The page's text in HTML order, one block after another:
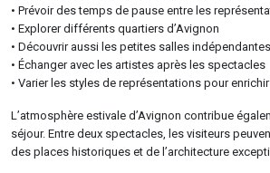
• Prévoir des temps de pause entre les
• Explorer différents quartiers d’Avignon
• Découvrir aussi les petites salles indépendantes
• Échanger avec les artistes après les spectacles
• Varier les styles de représentations pour enrichir
L’atmosphère estivale d’Avignon contribue
séjour. Entre deux spectacles, les visiteurs
des places historiques et de l’architecture